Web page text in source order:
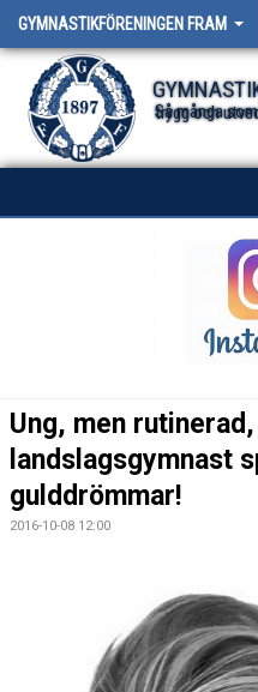
GYMNASTIKFÖRENINGEN FRAM
Så många som möjligt - Så länge som
Ung, men rutinerad,
landslagsgymnast
gulddrömmar!
2016-10-08 12:00